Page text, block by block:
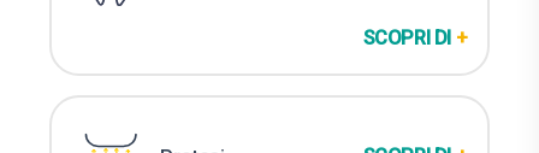
SCOPRI DI +